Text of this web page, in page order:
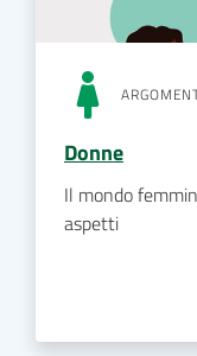
Donne
Il mondo
aspetti